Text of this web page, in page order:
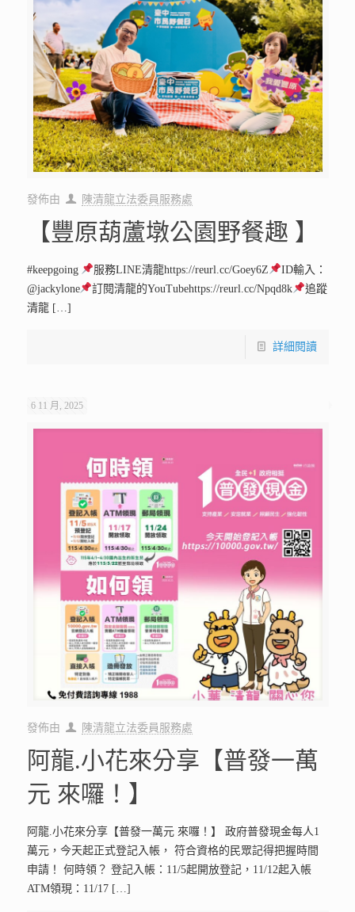
發佈由 陳清龍立法委員服務處
【豐原葫蘆墩公園野餐趣 】
#keepgoing 服務LINE清龍https://reurl.cc/Goey6Z
ID輸入：
@jackylone
訂閱清龍的YouTubehttps://reurl.cc/Npqd8k
追蹤
清龍 […]
詳細閱讀
6 11 月, 2025
發佈由 陳清龍立法委員服務處
阿龍.小花來分享【普發一萬
元 來囉！】
阿龍.小花來分享【普發一萬元 來囉！】 政府普發現金每人1
萬元，今天起正式登記入帳， 符合資格的民眾記得把握時間
申請！ 何時領？ 登記入帳：11/5起開放登記，11/12起入帳
ATM領現：11/17[…]